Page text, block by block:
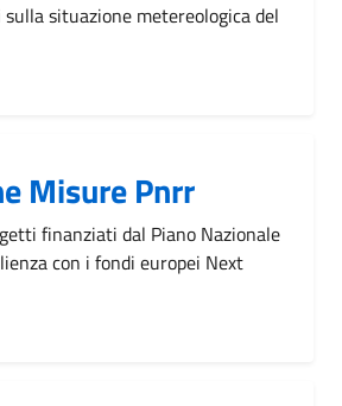
situazione metereologica del
Misure Pnrr
finanziati dal Piano Nazionale
con i fondi europei Next